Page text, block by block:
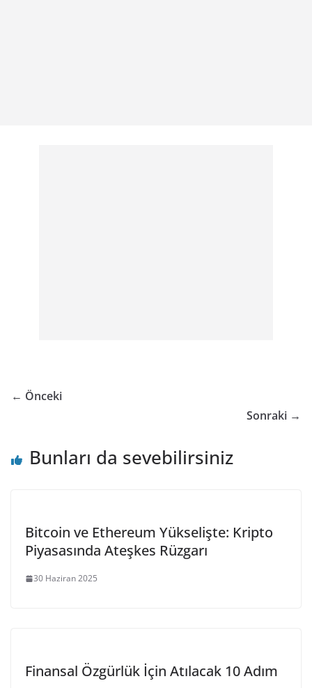
← Önceki
Sonraki →
Bunları da sevebilirsiniz
Bitcoin ve Ethereum Yükselişte: Kripto
Piyasasında Ateşkes Rüzgarı
30 Haziran 2025
Finansal Özgürlük İçin Atılacak 10 Adım